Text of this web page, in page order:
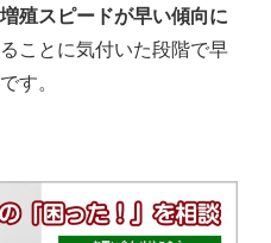
殖スピードが早い傾向に
ことに気付いた段階で早
す。